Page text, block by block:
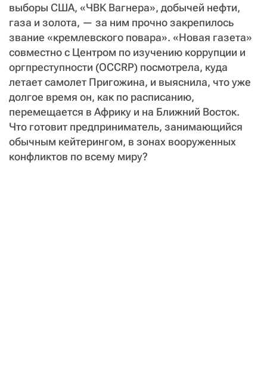
выборы США, «ЧВК Вагнера», добычей нефти,
газа и золота, — за ним прочно закрепилось
звание «кремлевского повара». «Новая газета»
совместно с Центром по изучению коррупции и
оргпреступности (OCCRP) посмотрела, куда
летает самолет Пригожина, и выяснила, что уже
долгое время он, как по расписанию,
перемещается в Африку и на Ближний Восток.
Что готовит предприниматель, занимающийся
обычным кейтерингом, в зонах вооруженных
конфликтов по всему миру?